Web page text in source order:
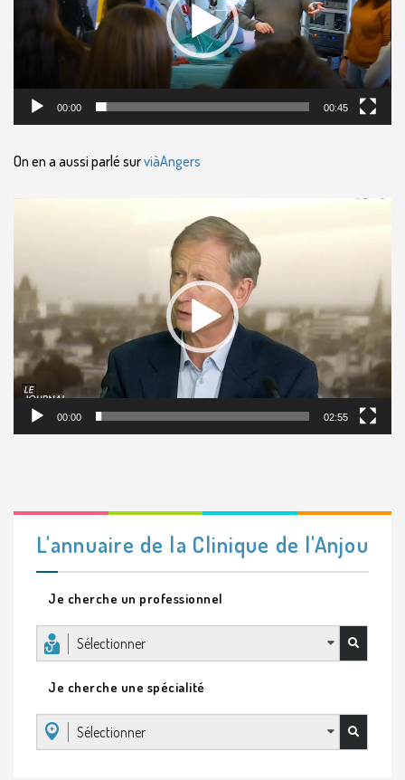
00:00 00:45
On en a aussi parlé surviàAngers
00:00 02:55
L'annuaire de la Clinique de l'Anjou
Je cherche un professionnel
Sélectionner
Je cherche une spécialité
Sélectionner